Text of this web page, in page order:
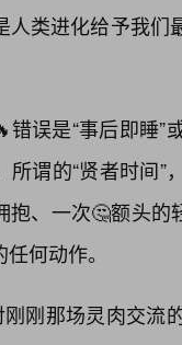
人类进化给予我
错误是“事后即睡
所谓的“贤者时间
抱、一次🤔额头
何动作。
刚刚那场灵肉交